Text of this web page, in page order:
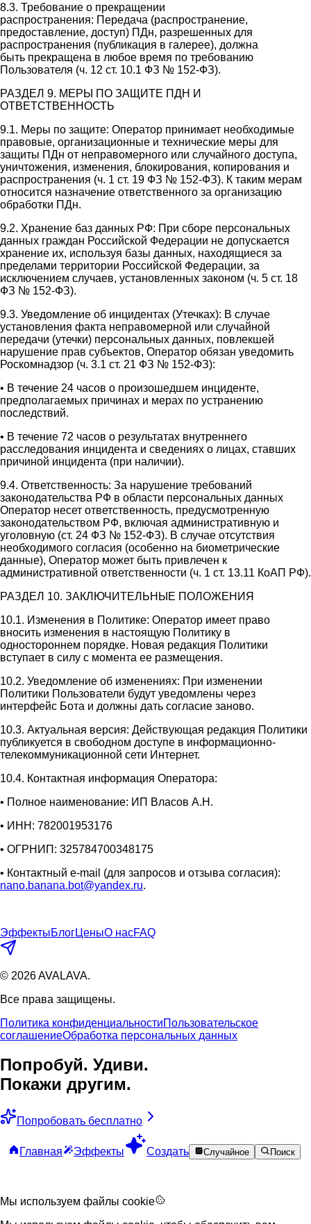
8.3. Требование о прекращении
распространения: Передача (распространение,
предоставление, доступ) ПДн, разрешенных для
распространения (публикация в галерее), должна
быть прекращена в любое время по требованию
Пользователя (ч. 12 ст. 10.1 ФЗ № 152-ФЗ).
РАЗДЕЛ 9. МЕРЫ ПО ЗАЩИТЕ ПДН И
ОТВЕТСТВЕННОСТЬ
9.1. Меры по защите: Оператор принимает необходимые
правовые, организационные и технические меры для
защиты ПДн от неправомерного или случайного доступа,
уничтожения, изменения, блокирования, копирования и
распространения (ч. 1 ст. 19 ФЗ № 152-ФЗ). К таким мерам
относится назначение ответственного за организацию
обработки ПДн.
9.2. Хранение баз данных РФ: При сборе персональных
данных граждан Российской Федерации не допускается
хранение их, используя базы данных, находящиеся за
пределами территории Российской Федерации, за
исключением случаев, установленных законом (ч. 5 ст. 18
ФЗ № 152-ФЗ).
9.3. Уведомление об инцидентах (Утечках): В случае
установления факта неправомерной или случайной
передачи (утечки) персональных данных, повлекшей
нарушение прав субъектов, Оператор обязан уведомить
Роскомнадзор (ч. 3.1 ст. 21 ФЗ № 152-ФЗ):
• В течение 24 часов о произошедшем инциденте,
предполагаемых причинах и мерах по устранению
последствий.
• В течение 72 часов о результатах внутреннего
расследования инцидента и сведениях о лицах, ставших
причиной инцидента (при наличии).
9.4. Ответственность: За нарушение требований
законодательства РФ в области персональных данных
Оператор несет ответственность, предусмотренную
законодательством РФ, включая административную и
уголовную (ст. 24 ФЗ № 152-ФЗ). В случае отсутствия
необходимого согласия (особенно на биометрические
данные), Оператор может быть привлечен к
административной ответственности (ч. 1 ст. 13.11 КоАП РФ).
РАЗДЕЛ 10. ЗАКЛЮЧИТЕЛЬНЫЕ ПОЛОЖЕНИЯ
10.1. Изменения в Политике: Оператор имеет право
вносить изменения в настоящую Политику в
одностороннем порядке. Новая редакция Политики
вступает в силу с момента ее размещения.
10.2. Уведомление об изменениях: При изменении
Политики Пользователи будут уведомлены через
интерфейс Бота и должны дать согласие заново.
10.3. Актуальная версия: Действующая редакция Политики
публикуется в свободном доступе в информационно-
телекоммуникационной сети Интернет.
10.4. Контактная информация Оператора:
• Полное наименование: ИП Власов А.Н.
• ИНН: 782001953176
• ОГРНИП: 325784700348175
• Контактный e-mail (для запросов и отзыва согласия):
nano.banana.bot@yandex.ru.
ЭффектыБлогЦеныО насFAQ
© 2026AVALAVA.
Все права защищены.
Политика конфиденциальностиПользовательское
соглашениеОбработка персональных данных
Попробуй. Удиви.
Покажи другим.
Попробовать бесплатно
Главная Эффекты Создать Случайное Поиск
Мы используем файлы cookie